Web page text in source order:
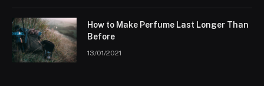
How to Make Perfume Last Longer Than
Before
13/01/2021